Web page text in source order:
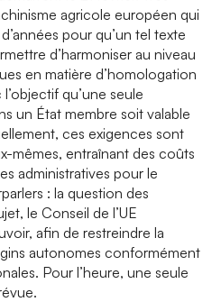
agricole européen qui
pour qu’un tel texte
d’harmoniser au niveau
en matière d’homologation
qu’une seule
un État membre soit valable
ces exigences sont
mêmes, entraînant des coûts
administratives pour le
: la question des
le Conseil de l’UE
afin de restreindre la
autonomes conformément
Pour l’heure, une seule